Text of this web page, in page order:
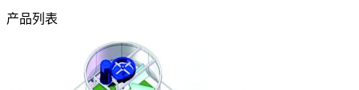
产品列表